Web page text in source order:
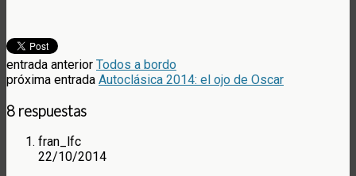
entrada anterior Todos a bordo
próxima entrada Autoclásica 2014: el ojo de Oscar
8 respuestas
fran_lfc
22/10/2014